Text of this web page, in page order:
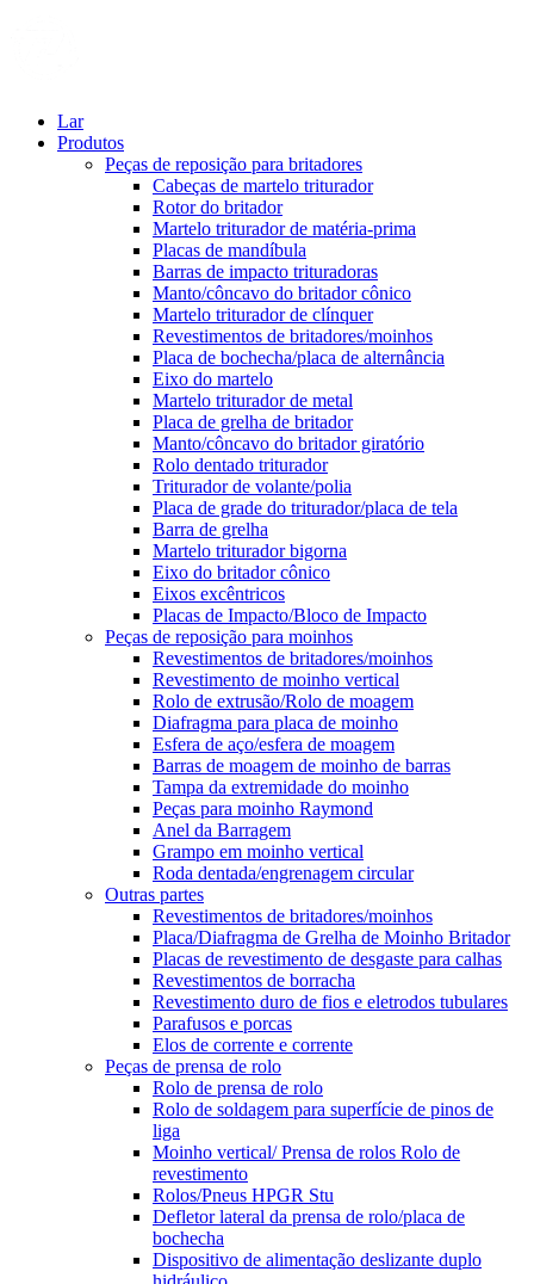
Lar
Produtos
Peças de reposição para britadores
Cabeças de martelo triturador
Rotor do britador
Martelo triturador de matéria-prima
Placas de mandíbula
Barras de impacto trituradoras
Manto/côncavo do britador cônico
Martelo triturador de clínquer
Revestimentos de britadores/moinhos
Placa de bochecha/placa de alternância
Eixo do martelo
Martelo triturador de metal
Placa de grelha de britador
Manto/côncavo do britador giratório
Rolo dentado triturador
Triturador de volante/polia
Placa de grade do triturador/placa de tela
Barra de grelha
Martelo triturador bigorna
Eixo do britador cônico
Eixos excêntricos
Placas de Impacto/Bloco de Impacto
Peças de reposição para moinhos
Revestimentos de britadores/moinhos
Revestimento de moinho vertical
Rolo de extrusão/Rolo de moagem
Diafragma para placa de moinho
Esfera de aço/esfera de moagem
Barras de moagem de moinho de barras
Tampa da extremidade do moinho
Peças para moinho Raymond
Anel da Barragem
Grampo em moinho vertical
Roda dentada/engrenagem circular
Outras partes
Revestimentos de britadores/moinhos
Placa/Diafragma de Grelha de Moinho Britador
Placas de revestimento de desgaste para calhas
Revestimentos de borracha
Revestimento duro de fios e eletrodos tubulares
Parafusos e porcas
Elos de corrente e corrente
Peças de prensa de rolo
Rolo de prensa de rolo
Rolo de soldagem para superfície de pinos de
liga
Moinho vertical/ Prensa de rolos Rolo de
revestimento
Rolos/Pneus HPGR Stu
Defletor lateral da prensa de rolo/placa de
bochecha
Dispositivo de alimentação deslizante duplo